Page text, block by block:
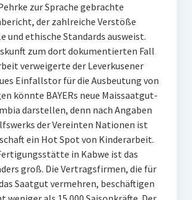
zur Sprache gebrachte
der zahlreiche Verstöße
und ethische Standards ausweist.
zum dort dokumentierten Fall
verweigerte der Leverkusener
Einfallstor für die Ausbeutung von
könnte BAYERs neue Maissaatgut-
darstellen, denn nach Angaben
der Vereinten Nationen ist
ein Hot Spot von Kinderarbeit.
in Kabwe ist das
groß. Die Vertragsfirmen, die für
Saatgut vermehren, beschäftigen